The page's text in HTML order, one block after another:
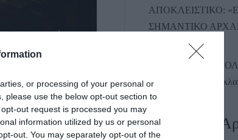
or processing of your personal or
please use the below opt-out section to
out request is processed you may
information utilized by us or personal
out. You may separately opt-out of the
της
δημοτικού
ΑΠΟΚΛΕΙΣΤΙΚΟ:
ΣΗΜΑΝΤΙΚΟ
ΑΝΔΡΟΥ!…»
ΑΝΟΙΧΤΗ
Μητσοτάκη, N.
Πρόσφατα